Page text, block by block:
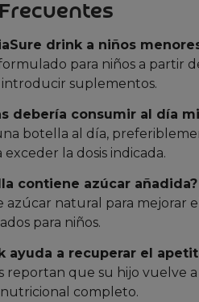
drink a niños
para niños a partir
suplementos.
debería consumir al día
botella al día,
la dosis indicada.
contiene azúcar añadida?
azúcar natural para mejorar
para niños.
ayuda a recuperar el
reportan que su hijo vuelve
completo.